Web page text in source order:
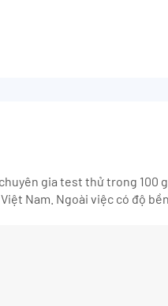
gia test thử trong 100
Nam. Ngoài việc có độ